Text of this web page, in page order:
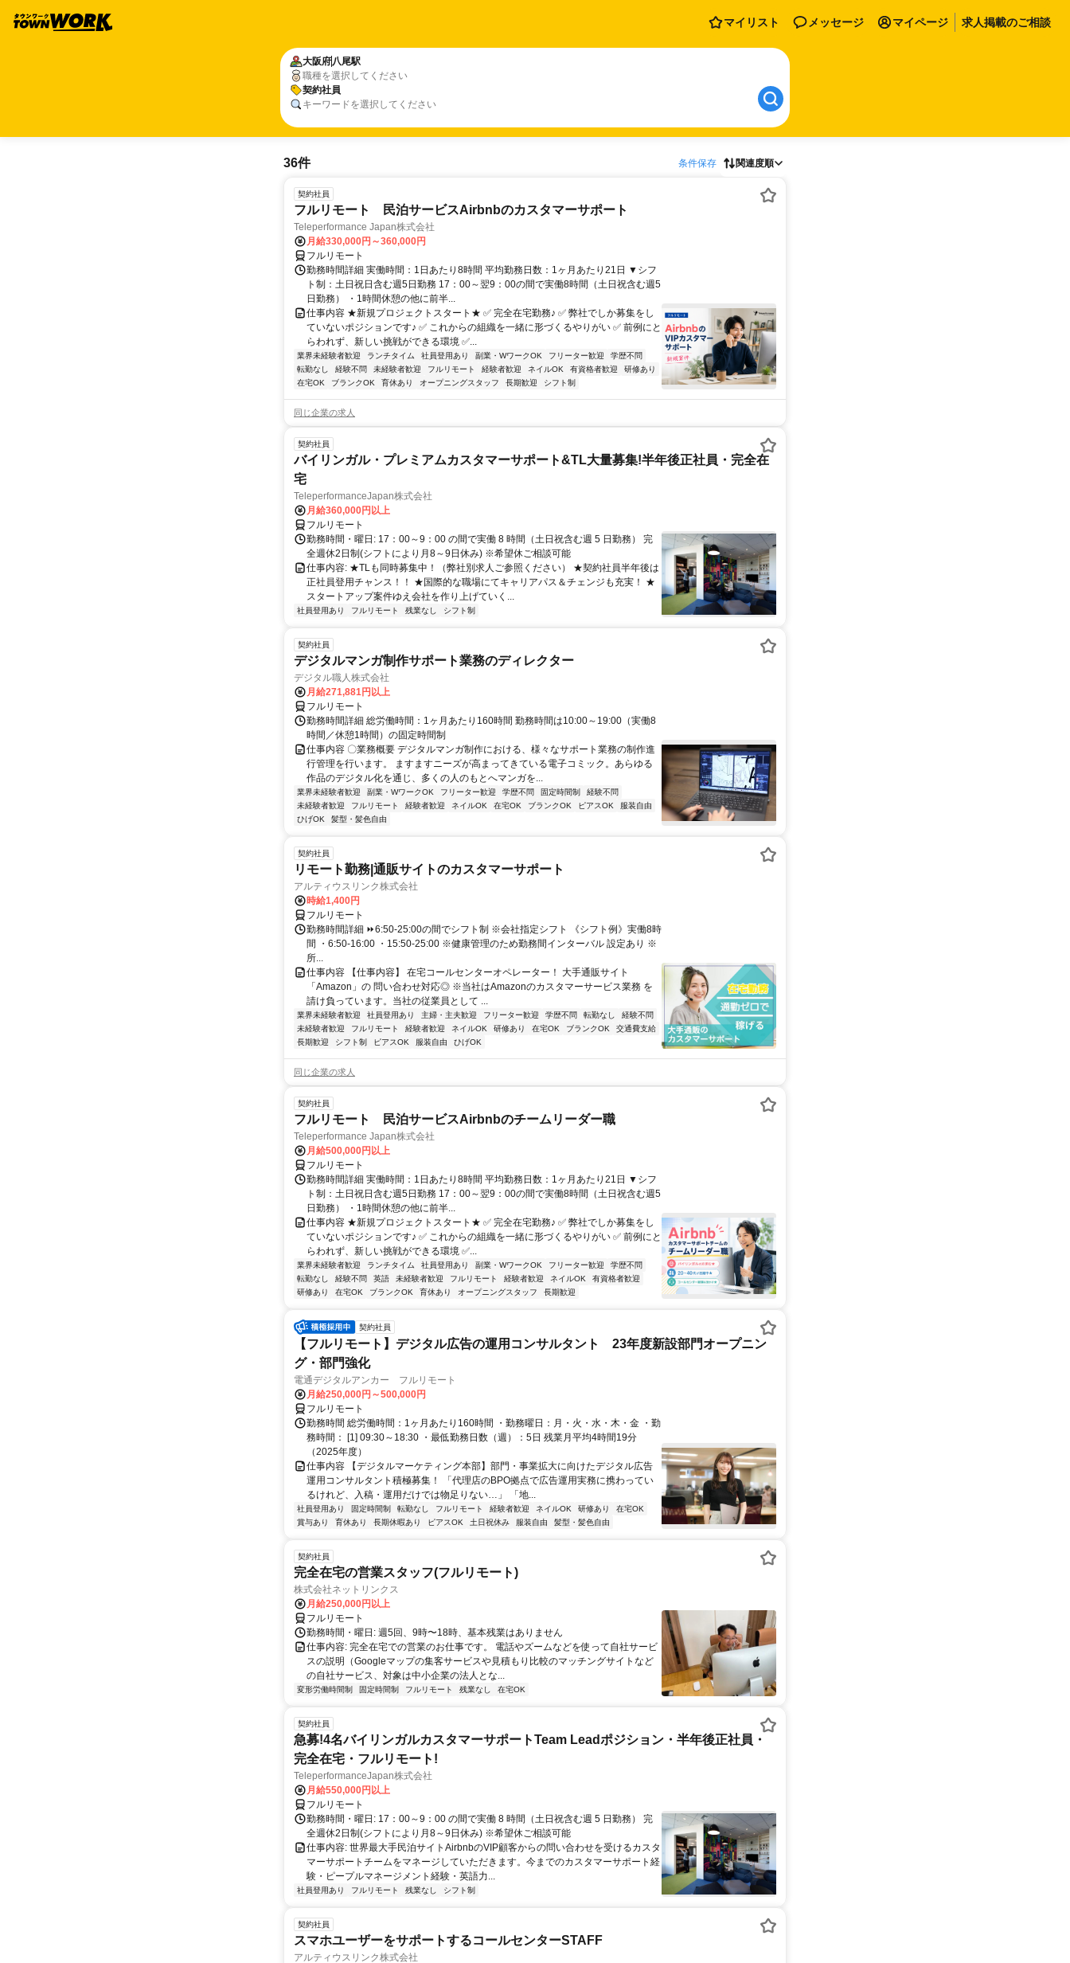
マイリスト メッセージ マイページ 求人掲載のご相談
大阪府八尾駅
職種を選択してください
契約社員
キーワードを選択してください
36件 条件保存 関連度順
契約社員
フルリモート 民泊サービスAirbnbのカスタマーサポート
Teleperformance Japan株式会社
月給330,000円～360,000円
フルリモート
勤務時間詳細 実働時間：1日あたり8時間 平均勤務日数：1ヶ月あたり21日 ▼シフ
ト制：土日祝日含む週5日勤務 17：00～翌9：00の間で実働8時間（土日祝含む週5
日勤務） ・1時間休憩の他に前半...
仕事内容 ★新規プロジェクトスタート★ ✅ 完全在宅勤務♪ ✅ 弊社でしか募集をし
ていないポジションです♪ ✅ これからの組織を一緒に形づくるやりがい ✅ 前例にと
らわれず、新しい挑戦ができる環境 ✅...
業界未経験者歓迎 ランチタイム 社員登用あり 副業・WワークOK フリーター歓迎
学歴不問
転勤なし
経験不問 未経験者歓迎 フルリモート 経験者歓迎 ネイルOK 有資格者歓迎
研修あり
在宅OK
ブランクOK 育休あり オープニングスタッフ 長期歓迎 シフト制
同じ企業の求人
契約社員
バイリンガル・プレミアムカスタマーサポート&TL大量募集!半年後正社員・完全在
宅
TeleperformanceJapan株式会社
月給360,000円以上
フルリモート
勤務時間・曜日: 17：00～9：00 の間で実働 8 時間（土日祝含む週 5 日勤務） 完
全週休2日制(シフトにより月8～9日休み) ※希望休ご相談可能
仕事内容: ★TLも同時募集中！（弊社別求人ご参照ください） ★契約社員半年後は
正社員登用チャンス！！ ★国際的な職場にてキャリアパス＆チェンジも充実！ ★
スタートアップ案件ゆえ会社を作り上げていく...
社員登用あり フルリモート 残業なし シフト制
契約社員
デジタルマンガ制作サポート業務のディレクター
デジタル職人株式会社
月給271,881円以上
フルリモート
勤務時間詳細 総労働時間：1ヶ月あたり160時間 勤務時間は10:00～19:00（実働8
時間／休憩1時間）の固定時間制
仕事内容 〇業務概要 デジタルマンガ制作における、様々なサポート業務の制作進
行管理を行います。 ますますニーズが高まってきている電子コミック。あらゆる
作品のデジタル化を通じ、多くの人のもとへマンガを...
業界未経験者歓迎 副業・WワークOK フリーター歓迎 学歴不問 固定時間制
経験不問
未経験者歓迎
フルリモート 経験者歓迎 ネイルOK 在宅OK ブランクOK ピアスOK
服装自由
ひげOK
髪型・髪色自由
契約社員
リモート勤務|通販サイトのカスタマーサポート
アルティウスリンク株式会社
時給1,400円
フルリモート
勤務時間詳細 ⏩6:50-25:00の間でシフト制 ※会社指定シフト 《シフト例》実働8時
間 ・6:50-16:00 ・15:50-25:00 ※健康管理のため勤務間インターバル 設定あり ※
所...
仕事内容 【仕事内容】 在宅コールセンターオペレーター！ 大手通販サイト
「Amazon」の 問い合わせ対応◎ ※当社はAmazonのカスタマーサービス業務 を
請け負っています。当社の従業員として ...
業界未経験者歓迎 社員登用あり 主婦・主夫歓迎 フリーター歓迎 学歴不問 転勤なし
経験不問
未経験者歓迎
フルリモート 経験者歓迎 ネイルOK 研修あり 在宅OK ブランクOK
交通費支給
長期歓迎
シフト制 ピアスOK 服装自由 ひげOK
同じ企業の求人
契約社員
フルリモート 民泊サービスAirbnbのチームリーダー職
Teleperformance Japan株式会社
月給500,000円以上
フルリモート
勤務時間詳細 実働時間：1日あたり8時間 平均勤務日数：1ヶ月あたり21日 ▼シフ
ト制：土日祝日含む週5日勤務 17：00～翌9：00の間で実働8時間（土日祝含む週5
日勤務） ・1時間休憩の他に前半...
仕事内容 ★新規プロジェクトスタート★ ✅ 完全在宅勤務♪ ✅ 弊社でしか募集をし
ていないポジションです♪ ✅ これからの組織を一緒に形づくるやりがい ✅ 前例にと
らわれず、新しい挑戦ができる環境 ✅...
業界未経験者歓迎 ランチタイム 社員登用あり 副業・WワークOK フリーター歓迎
学歴不問
転勤なし
経験不問 英語 未経験者歓迎 フルリモート 経験者歓迎 ネイルOK
有資格者歓迎
研修あり
在宅OK ブランクOK 育休あり オープニングスタッフ 長期歓迎
契約社員
【フルリモート】デジタル広告の運用コンサルタント 23年度新設部門オープニン
グ・部門強化
電通デジタルアンカー フルリモート
月給250,000円～500,000円
フルリモート
勤務時間 総労働時間：1ヶ月あたり160時間 ・勤務曜日：月・火・水・木・金 ・勤
務時間： [1] 09:30～18:30 ・最低勤務日数（週）：5日 残業月平均4時間19分
（2025年度）
仕事内容 【デジタルマーケティング本部】部門・事業拡大に向けたデジタル広告
運用コンサルタント積極募集！ 「代理店のBPO拠点で広告運用実務に携わってい
るけれど、入稿・運用だけでは物足りない…」 「地...
社員登用あり 固定時間制 転勤なし フルリモート 経験者歓迎 ネイルOK 研修あり
在宅OK
賞与あり
育休あり 長期休暇あり ピアスOK 土日祝休み 服装自由 髪型・髪色自由
契約社員
完全在宅の営業スタッフ(フルリモート)
株式会社ネットリンクス
月給250,000円以上
フルリモート
勤務時間・曜日: 週5回、9時〜18時、基本残業はありません
仕事内容: 完全在宅での営業のお仕事です。 電話やズームなどを使って自社サービ
スの説明（Googleマップの集客サービスや見積もり比較のマッチングサイトなど
の自社サービス、対象は中小企業の法人とな...
変形労働時間制 固定時間制 フルリモート 残業なし 在宅OK
契約社員
急募!4名バイリンガルカスタマーサポートTeam Leadポジション・半年後正社員・
完全在宅・フルリモート!
TeleperformanceJapan株式会社
月給550,000円以上
フルリモート
勤務時間・曜日: 17：00～9：00 の間で実働 8 時間（土日祝含む週 5 日勤務） 完
全週休2日制(シフトにより月8～9日休み) ※希望休ご相談可能
仕事内容: 世界最大手民泊サイトAirbnbのVIP顧客からの問い合わせを受けるカスタ
マーサポートチームをマネージしていただきます。今までのカスタマーサポート経
験・ピープルマネージメント経験・英語力...
社員登用あり フルリモート 残業なし シフト制
契約社員
スマホユーザーをサポートするコールセンターSTAFF
アルティウスリンク株式会社